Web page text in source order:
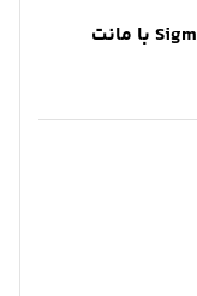
لنز سیگما Sigma 85mm f/1.4 DG HSM Art با مانت